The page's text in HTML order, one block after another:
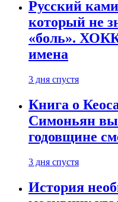
Русский
который не
«боль».
имена
3 дня спустя
Книга о
Симоньян
годовщине
3 дня спустя
История